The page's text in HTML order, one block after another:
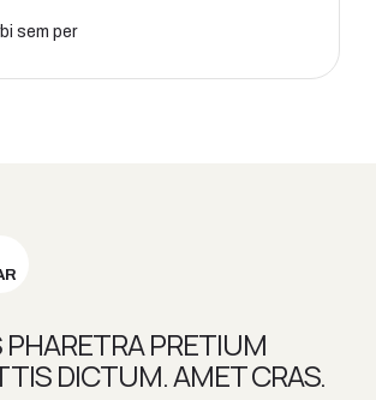
sem per
PHARETRA PRETIUM
DICTUM. AMET CRAS.